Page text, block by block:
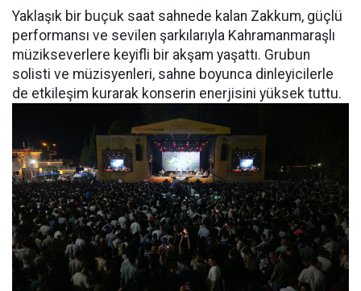
Yaklaşık bir buçuk saat sahnede kalan Zakkum, güçlü
performansı ve sevilen şarkılarıyla Kahramanmaraşlı
müzikseverlere keyifli bir akşam yaşattı. Grubun
solisti ve müzisyenleri, sahne boyunca dinleyicilerle
de etkileşim kurarak konserin enerjisini yüksek tuttu.